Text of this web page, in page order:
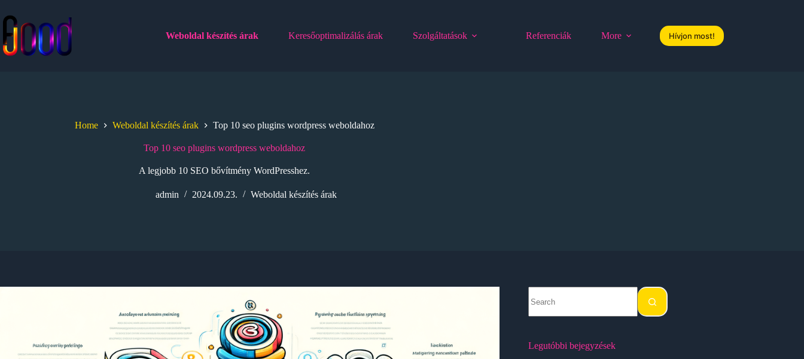
to
content
Weboldal készítés árak
Keresőoptimalizálás árak Szolgáltatások Referenciák More Hívjon most!
Home Weboldal készítés árak Top 10 seo plugins wordpress weboldahoz
Top 10 seo plugins wordpress weboldahoz
A legjobb 10 SEO bővítmény WordPresshez.
admin 2024.09.23. Weboldal készítés árak
results
Legutóbbi bejegyzések